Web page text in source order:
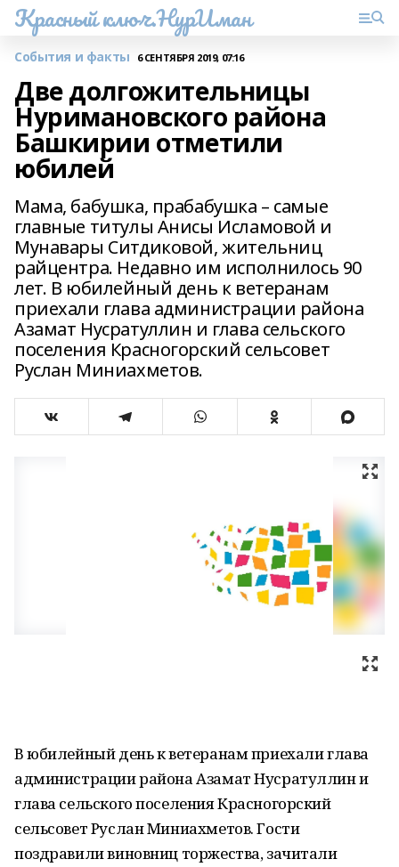
Красный ключ.НурИман
События и факты 6 СЕНТЯБРЯ 2019, 07:16
Две долгожительницы
Нуримановского района
Башкирии отметили
юбилей
Мама, бабушка, прабабушка – самые
главные титулы Анисы Исламовой и
Мунавары Ситдиковой, жительниц
райцентра. Недавно им исполнилось 90
лет. В юбилейный день к ветеранам
приехали глава администрации района
Азамат Нусратуллин и глава сельского
поселения Красногорский сельсовет
Руслан Миниахметов.
В юбилейный день к ветеранам приехали глава
администрации района Азамат Нусратуллин и
глава сельского поселения Красногорский
сельсовет Руслан Миниахметов. Гости
поздравили виновниц торжества, зачитали